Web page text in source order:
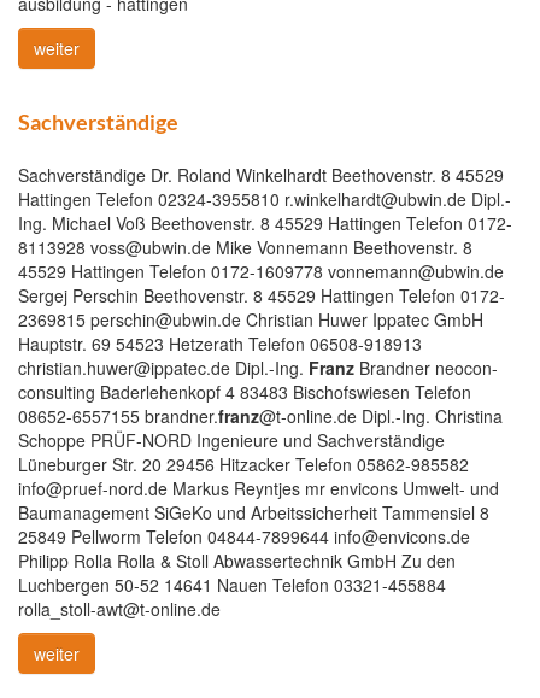
weiter
Sachverständige
Sachverständige Dr. Roland Winkelhardt Beethovenstr. 8 45529
Hattingen Telefon 02324-3955810 r.winkelhardt@ubwin.de Dipl.-
Ing. Michael Voß Beethovenstr. 8 45529 Hattingen Telefon 0172-
8113928 voss@ubwin.de Mike Vonnemann Beethovenstr. 8
45529 Hattingen Telefon 0172-1609778 vonnemann@ubwin.de
Sergej Perschin Beethovenstr. 8 45529 Hattingen Telefon 0172-
2369815 perschin@ubwin.de Christian Huwer Ippatec GmbH
Hauptstr. 69 54523 Hetzerath Telefon 06508-918913
christian.huwer@ippatec.de Dipl.-Ing. Franz Brandner neocon-
consulting Baderlehenkopf 4 83483 Bischofswiesen Telefon
08652-6557155 brandner.franz@t-online.de Dipl.-Ing. Christina
Schoppe PRÜF-NORD Ingenieure und Sachverständige
Lüneburger Str. 20 29456 Hitzacker Telefon 05862-985582
info@pruef-nord.de Markus Reyntjes mr envicons Umwelt- und
Baumanagement SiGeKo und Arbeitssicherheit Tammensiel 8
25849 Pellworm Telefon 04844-7899644 info@envicons.de
Philipp Rolla Rolla & Stoll Abwassertechnik GmbH Zu den
Luchbergen 50-52 14641 Nauen Telefon 03321-455884
rolla_stoll-awt@t-online.de
weiter